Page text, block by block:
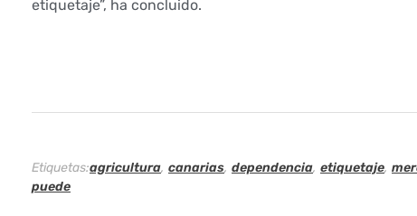
s
C
a
etiquetaje”, ha concluido.
Etiquetas:agricultura, canarias, dependencia, etiquetaje,
puede